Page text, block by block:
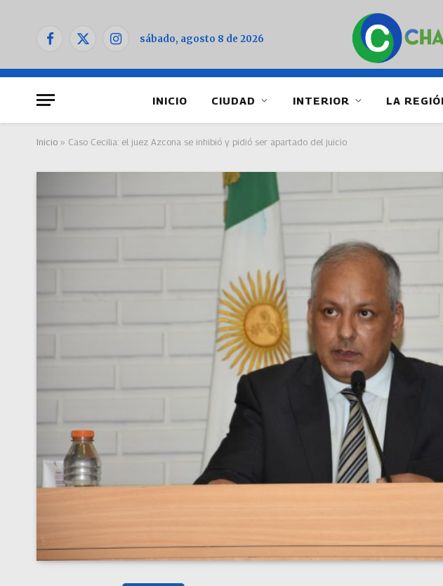
Facebook
X
Instagramsábado, agosto 8 de 2026
INICIO CIUDAD INTERIOR LA
Inicio » Caso Cecilia: el juez Azcona se inhibió y pidió ser apartado del juicio